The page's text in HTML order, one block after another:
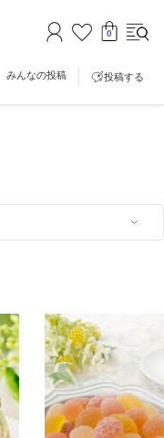
0
みんなの投稿 投稿する